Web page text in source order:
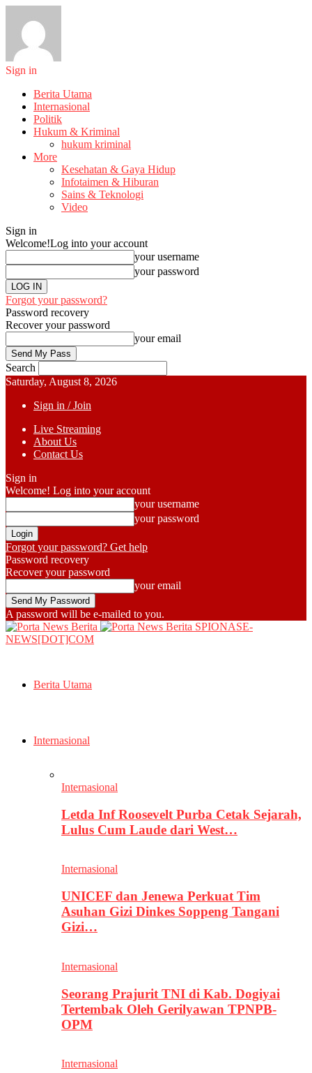
Sign in
Berita Utama
Internasional
Politik
Hukum & Kriminal
hukum kriminal
More
Kesehatan & Gaya Hidup
Infotaimen & Hiburan
Sains & Teknologi
Video
Sign in
Welcome!Log into your account
your username
your password
Forgot your password?
Password recovery
Recover your password
your email
Search
Saturday, August 8, 2026
Sign in / Join
Live Streaming
About Us
Contact Us
Sign in
Welcome! Log into your account
your username
your password
Forgot your password? Get help
Password recovery
Recover your password
your email
A password will be e-mailed to you.
SPIONASE-
NEWS[DOT]COM
Berita Utama
Internasional
Internasional
Letda Inf Roosevelt Purba Cetak Sejarah,
Lulus Cum Laude dari West…
Internasional
UNICEF dan Jenewa Perkuat Tim
Asuhan Gizi Dinkes Soppeng Tangani
Gizi…
Internasional
Seorang Prajurit TNI di Kab. Dogiyai
Tertembak Oleh Gerilyawan TPNPB-
OPM
Internasional